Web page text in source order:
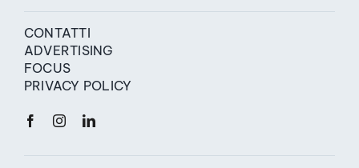
CONTATTI
ADVERTISING
FOCUS
PRIVACY POLICY